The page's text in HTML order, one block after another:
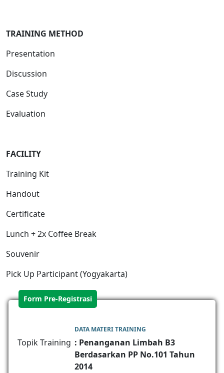
TRAINING METHOD
Presentation
Discussion
Case Study
Evaluation
FACILITY
Training Kit
Handout
Certificate
Lunch + 2x Coffee Break
Souvenir
Pick Up Participant (Yogyakarta)
Form Pre-Registrasi
DATA MATERI TRAINING
Topik Training : Penanganan Limbah B3
Berdasarkan PP No.101 Tahun
2014